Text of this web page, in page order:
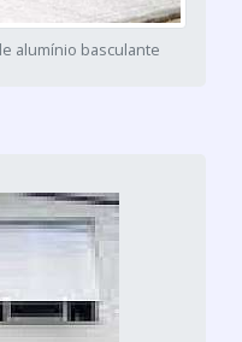
alumínio basculante